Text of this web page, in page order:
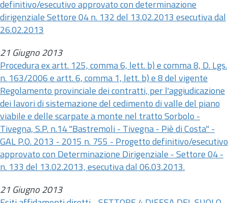
definitivo/esecutivo approvato con determinazione
dirigenziale Settore 04 n. 132 del 13.02.2013 esecutiva dal
26.02.2013
21 Giugno 2013
Procedura ex artt. 125, comma 6, lett. b) e comma 8, D. Lgs.
n. 163/2006 e artt. 6, comma 1, lett. b) e 8 del vigente
Regolamento provinciale dei contratti, per l'aggiudicazione
dei lavori di sistemazione del cedimento di valle del piano
viabile e delle scarpate a monte nel tratto Sorbolo -
Tivegna, S.P. n.14 "Bastremoli - Tivegna - Piè di Costa" -
GAL P.O. 2013 - 2015 n. 755 - Progetto definitivo/esecutivo
approvato con Determinazione Dirigenziale - Settore 04 -
n. 133 del 13.02.2013, esecutiva dal 06.03.2013.
21 Giugno 2013